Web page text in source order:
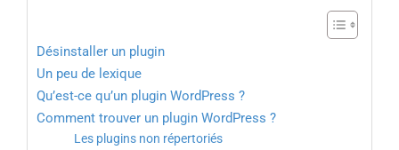
Désinstaller un plugin
Un peu de lexique
Qu’est-ce qu’un plugin WordPress ?
Comment trouver un plugin WordPress ?
Les plugins non répertoriés